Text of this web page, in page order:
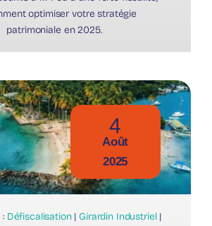
optimiser votre stratégie
patrimoniale en 2025.
4
Août
2025
Défiscalisation| Girardin Industriel|